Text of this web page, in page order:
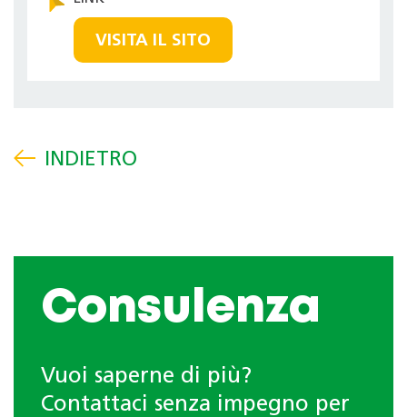
VISITA IL SITO
Consulenza
Vuoi saperne di più?
Contattaci senza impegno per